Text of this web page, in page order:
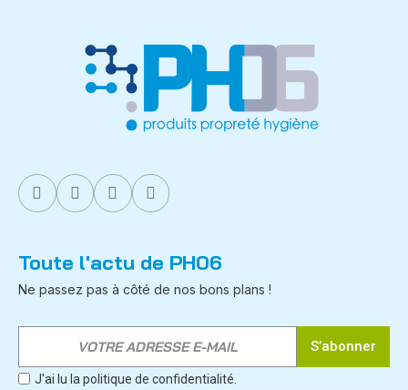
Toute l'actu de PH06
Ne passez pas à côté de nos bons plans !
S’abonner
J'ai lu la politique de confidentialité.